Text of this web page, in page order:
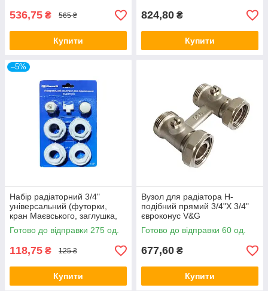
536,75 ₴ 565 ₴
Купити
824,80 ₴
Купити
–5%
Набір радіаторний 3/4"
універсальний (футорки,
кран Маєвського, заглушка,
ключ) Gross
Готово до відправки 275 од.
118,75 ₴ 125 ₴
Купити
Вузол для радіатора Н-
подібний прямий 3/4"X 3/4"
євроконус V&G
Готово до відправки 60 од.
677,60 ₴
Купити